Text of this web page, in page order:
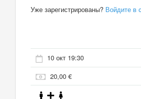
Уже зарегистрированы? Войдите в
10 окт 19:30
20,00 €